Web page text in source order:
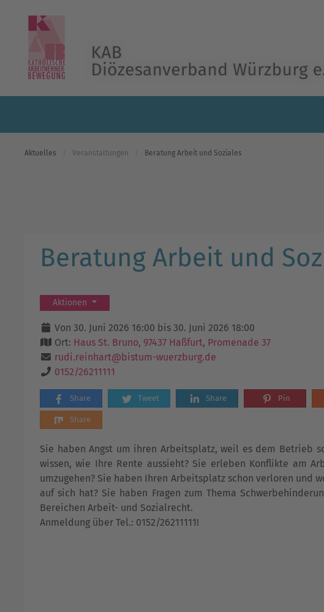
Skip to main content
Aktuelles Veranstaltungen Beratung Arbeit und Soziales
Beratung Arbeit und
Aktionen
Von 30. Juni 2026 16:00 bis 30. Juni 2026 18:00
Ort: Haus St. Bruno, 97437 Haßfurt, Promenade 37
rudi.reinhart@bistum-wuerzburg.de
0152/26211111
Share Tweet Share Pin
Share
Sie haben Angst um ihren Arbeitsplatz, weil es dem Betrieb
wissen, wie Ihre Rente aussieht? Sie erleben Konflikte am
umzugehen? Sie haben Ihren Arbeitsplatz schon verloren und
auf sich hat? Sie haben Fragen zum Thema
Bereichen Arbeit- und Sozialrecht.
Anmeldung über Tel.: 0152/26211111!